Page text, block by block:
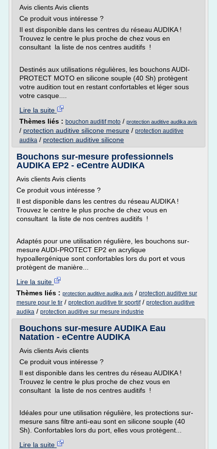
Avis clients Avis clients
Ce produit vous intéresse ?
Il est disponible dans les centres du réseau AUDIKA !
Trouvez le centre le plus proche de chez vous en
consultant la liste de nos centres auditifs !
Destinés aux utilisations régulières, les bouchons AUDI-
PROTECT MOTO en silicone souple (40 Sh) protègent
votre audition tout en restant confortables et léger sous
votre casque....
Lire la suite
Thèmes liés : bouchon auditif moto / protection auditive audika avis
/ protection auditive silicone mesure / protection auditive
audika / protection auditive silicone
Bouchons sur-mesure professionnels
AUDIKA EP2 - eCentre AUDIKA
Avis clients Avis clients
Ce produit vous intéresse ?
Il est disponible dans les centres du réseau AUDIKA !
Trouvez le centre le plus proche de chez vous en
consultant la liste de nos centres auditifs !
Adaptés pour une utilisation régulière, les bouchons sur-
mesure AUDI-PROTECT EP2 en acrylique
hypoallergénique sont confortables lors du port et vous
protègent de manière...
Lire la suite
Thèmes liés : protection auditive audika avis / protection auditive sur
mesure pour le tir / protection auditive tir sportif/ protection auditive
audika / protection auditive sur mesure industrie
Bouchons sur-mesure AUDIKA Eau
Natation - eCentre AUDIKA
Avis clients Avis clients
Ce produit vous intéresse ?
Il est disponible dans les centres du réseau AUDIKA !
Trouvez le centre le plus proche de chez vous en
consultant la liste de nos centres auditifs !
Idéales pour une utilisation régulière, les protections sur-
mesure sans filtre anti-eau sont en silicone souple (40
Sh). Confortables lors du port, elles vous protègent...
Lire la suite